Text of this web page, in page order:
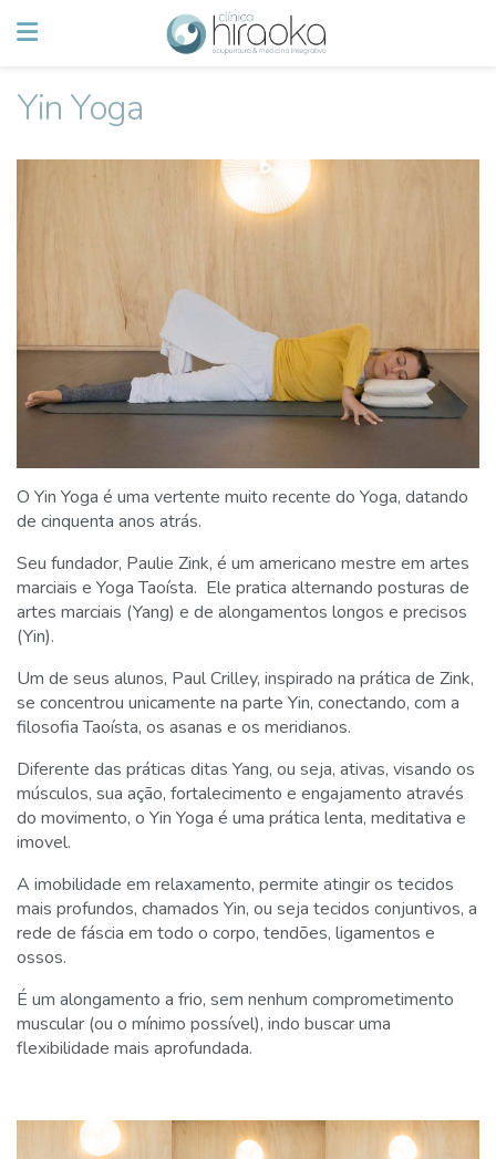
Yin Yoga
O Yin Yoga é uma vertente muito recente do Yoga, datando
de cinquenta anos atrás.
Seu fundador, Paulie Zink, é um americano mestre em artes
marciais e Yoga Taoísta. Ele pratica alternando posturas de
artes marciais (Yang) e de alongamentos longos e precisos
(Yin).
Um de seus alunos, Paul Crilley, inspirado na prática de Zink,
se concentrou unicamente na parte Yin, conectando, com a
filosofia Taoísta, os asanas e os meridianos.
Diferente das práticas ditas Yang, ou seja, ativas, visando os
músculos, sua ação, fortalecimento e engajamento através
do movimento, o Yin Yoga é uma prática lenta, meditativa e
imovel.
A imobilidade em relaxamento, permite atingir os tecidos
mais profundos, chamados Yin, ou seja tecidos conjuntivos, a
rede de fáscia em todo o corpo, tendões, ligamentos e
ossos.
É um alongamento a frio, sem nenhum comprometimento
muscular (ou o mínimo possível), indo buscar uma
flexibilidade mais aprofundada.